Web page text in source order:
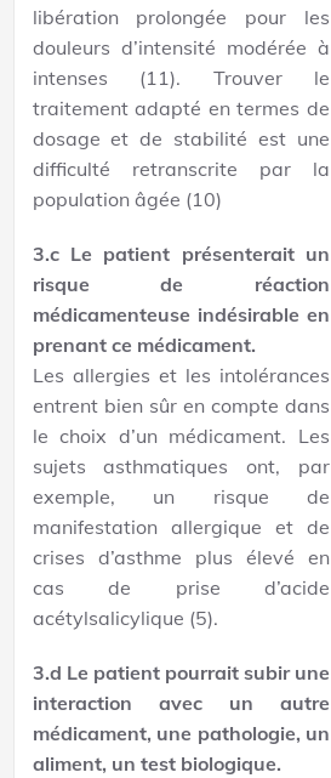
libération prolongée pour les
douleurs d’intensité modérée à
intenses (11). Trouver le
traitement adapté en termes de
dosage et de stabilité est une
difficulté retranscrite par la
population âgée (10)
3.c Le patient présenterait un
risque de réaction
médicamenteuse indésirable en
prenant ce médicament.
Les allergies et les intolérances
entrent bien sûr en compte dans
le choix d’un médicament. Les
sujets asthmatiques ont, par
exemple, un risque de
manifestation allergique et de
crises d’asthme plus élevé en
cas de prise d’acide
acétylsalicylique (5).
3.d Le patient pourrait subir une
interaction avec un autre
médicament, une pathologie, un
aliment, un test biologique.